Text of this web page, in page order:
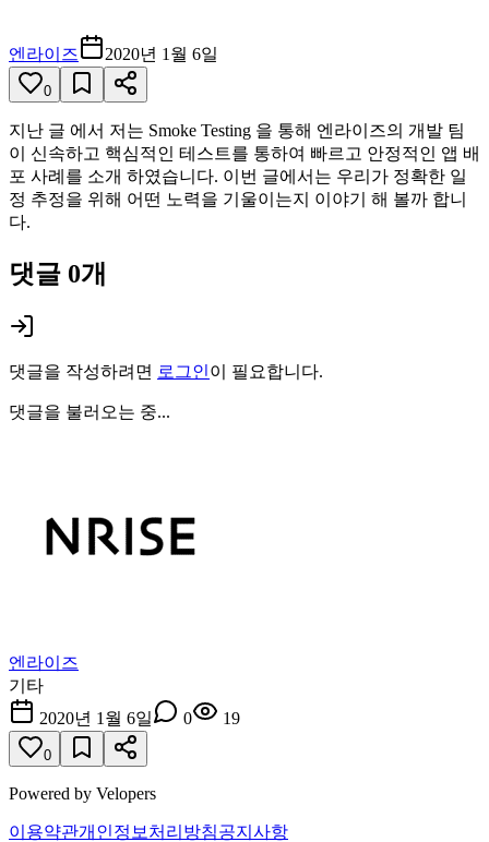
엔라이즈 2020년 1월 6일
0
지난 글 에서 저는 Smoke Testing 을 통해 엔라이즈의 개발 팀
이 신속하고 핵심적인 테스트를 통하여 빠르고 안정적인 앱 배
포 사례를 소개 하였습니다. 이번 글에서는 우리가 정확한 일
정 추정을 위해 어떤 노력을 기울이는지 이야기 해 볼까 합니
다.
댓글 0개
댓글을 작성하려면 로그인이 필요합니다.
댓글을 불러오는 중...
엔라이즈
기타
2020년 1월 6일
0 19
0
Powered by Velopers
이용약관개인정보처리방침공지사항